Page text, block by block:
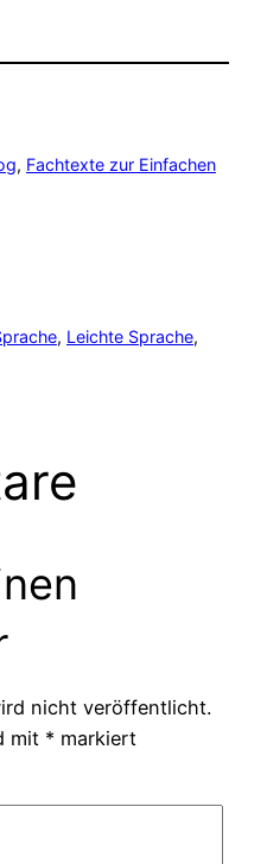
, Fachtexte zur Einfachen
, Leichte Sprache
nicht veröffentlicht.
mit * markiert